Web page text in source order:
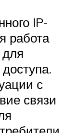
IP-
работа
с
связи